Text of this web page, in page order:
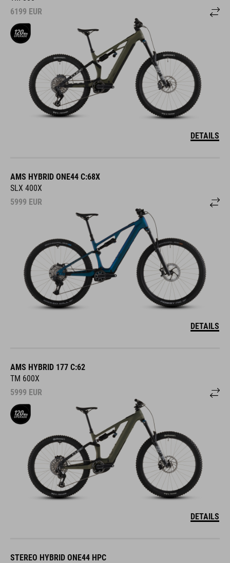
6199 EUR
DETAILS
AMS HYBRID ONE44 C:68X
SLX 400X
5999 EUR
DETAILS
AMS HYBRID 177 C:62
TM 600X
5999 EUR
DETAILS
STEREO HYBRID ONE44 HPC